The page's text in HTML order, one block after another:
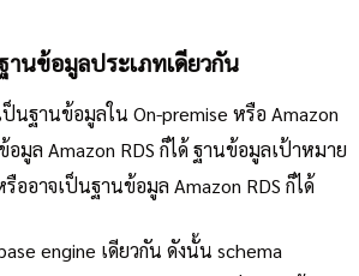
นข้อมูลประเภทเดียวกัน
นฐานข้อมูลใน On-premise หรือ Amazon
อมูล Amazon RDS ก็ได้ ฐานข้อมูลเป้าหมาย
รืออาจเป็นฐานข้อมูล Amazon RDS ก็ได้
engine เดียวกัน ดังนั้น schema